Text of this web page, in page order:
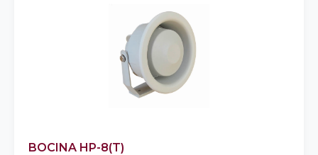
BOCINA HP-8(T)